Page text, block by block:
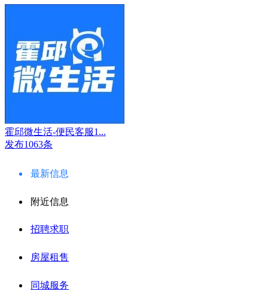
霍邱微生活-便民客服1...
发布1063条
最新信息
附近信息
招聘求职
房屋租售
同城服务